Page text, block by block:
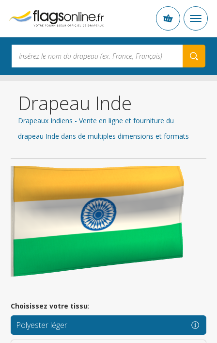
Drapeau Inde
Drapeaux Indiens - Vente en ligne et fourniture du
drapeau Inde dans de multiples dimensions et formats
Choisissez votre tissu:
Polyester léger